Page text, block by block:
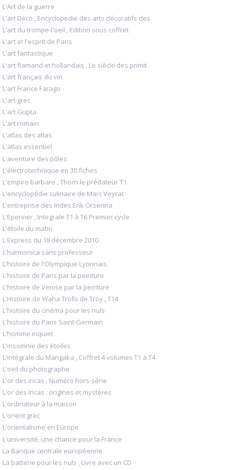
L'Art de la guerre
L'art Déco , Encyclopedie des arts décoratifs des
L'art du trompe-l'oeil , Edition sous coffret
L'art et l'esprit de Paris
L'art fantastique
L'art flamand et hollandais , Le siècle des primit
L'art français du vin
L'art France Farago
L'art grec
L'art Gupta
L'art romain
L'atlas des atlas
L'atlas essentiel
L'aventure des pôles
L'électrotechnique en 30 fiches
L'empire barbare , Thorn le prédateur T1
L'encyclopédie culinaire de Marc Veyrat
L'entreprise des Indes Erik Orsenna
L'Epervier , Integrale T1 à T6 Premier cycle
L'étoile du matin
L'Express du 18 décembre 2010
L'harmonica sans professeur
L'histoire de l'Olympique Lyonnais
L'histoire de Paris par la peinture
L'histoire de Venise par la peinture
L'Histoire de Waha Trolls de Troy , T14
L'histoire du cinéma pour les nuls
L'histoire du Paris Saint-Germain
L'homme inquiet
L'insomnie des étoiles
L'intégrale du Mangaka , Coffret 4 volumes T1 à T4
L'oeil du photographe
L'or des incas , Numéro hors-série
L'or des Incas : origines et mystères
L'ordinateur à la maison
L'orient grec
L'orientalisme en Europe
L'université, une chance pour la France
La Banque centrale européenne
La batterie pour les nuls , Livre avec un CD